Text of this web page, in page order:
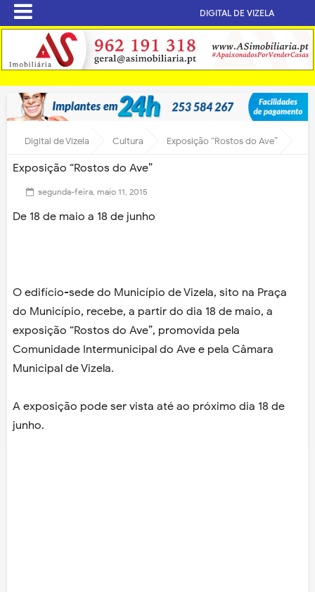
DIGITAL DE VIZELA
Digital de Vizela Cultura Exposição “Rostos do Ave”
Exposição “Rostos do Ave”
segunda-feira, maio 11, 2015
De 18 de maio a 18 de junho
O edifício-sede do Município de Vizela, sito na Praça
do Município, recebe, a partir do dia 18 de maio, a
exposição “Rostos do Ave”, promovida pela
Comunidade Intermunicipal do Ave e pela Câmara
Municipal de Vizela.
A exposição pode ser vista até ao próximo dia 18 de
junho.